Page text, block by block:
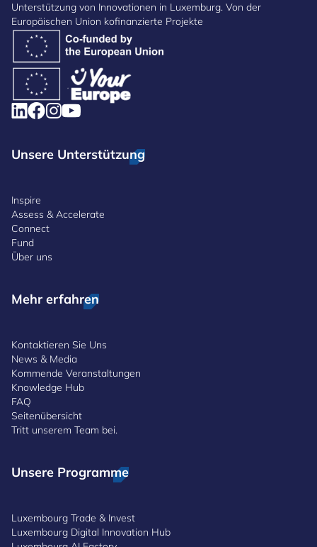
Unterstützung von Innovationen in Luxemburg. Von der
Europäischen Union kofinanzierte Projekte
Unsere Unterstützung
Inspire
Assess & Accelerate
Connect
Fund
Über uns
Mehr erfahren
Kontaktieren Sie Uns
News & Media
Kommende Veranstaltungen
Knowledge Hub
FAQ
Seitenübersicht
Tritt unserem Team bei.
Unsere Programme
Luxembourg Trade & Invest
Luxembourg Digital Innovation Hub